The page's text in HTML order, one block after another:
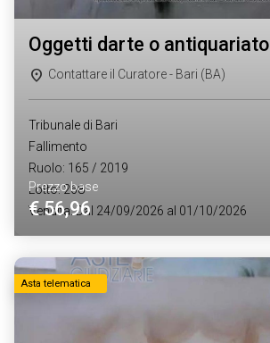
Prezzo base
€ 56,96
oggetti darte o antiquariato
Contattare il Curatore - Bari (BA)
Tribunale di Bari
Fallimento
Ruolo: 165 / 2019
Lotto: 268
Vendita: Dal 24/09/2026 al 01/10/2026
Asta telematica